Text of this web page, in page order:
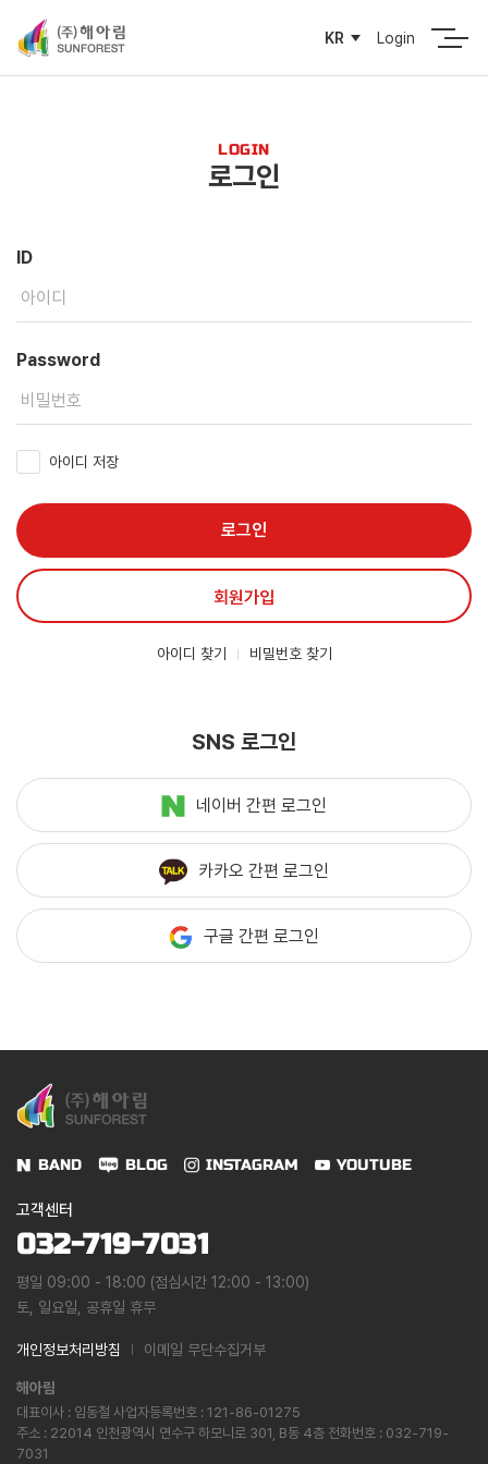
KR Login
LOGIN
로그인
ID
Password
아이디 저장
로그인
회원가입
아이디 찾기 비밀번호 찾기
SNS 로그인
네이버 간편 로그인
카카오 간편 로그인
구글 간편 로그인
BAND BLOG INSTAGRAM YOUTUBE
고객센터
032-719-7031
평일 09:00 - 18:00 (점심시간 12:00 - 13:00)
토, 일요일, 공휴일 휴무
개인정보처리방침 이메일 무단수집거부
해아림
대표이사 : 임동철 사업자등록번호 : 121-86-01275
주소 : 22014 인천광역시 연수구 하모니로 301, B동 4층 전화번호 : 032-719-
7031